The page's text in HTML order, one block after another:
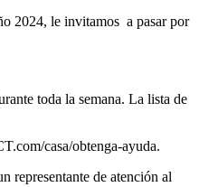
2024, le invitamos a pasar por
toda la semana. La lista de
casa/obtenga-ayuda.
representante de atención al